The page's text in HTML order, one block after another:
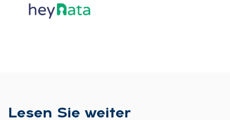
Le­sen Sie wei­ter